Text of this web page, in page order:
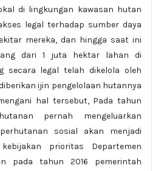
di lingkungan kawasan hutan
legal terhadap sumber daya
mereka, dan hingga saat ini
dari 1 juta hektar lahan di
secara legal telah dikelola oleh
ijin pengelolaan hutannya
hal tersebut, Pada tahun
pernah mengeluarkan
sosial akan menjadi
prioritas Departemen
pada tahun 2016 pemerintah